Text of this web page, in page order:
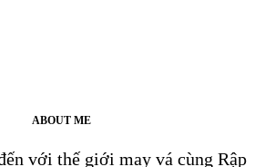
ABOUT ME
với thế giới may vá cùng Rập